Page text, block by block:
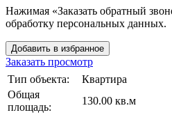
Нажимая «Заказать обратный
обработку персональных данных.
Добавить в избранное
Заказать просмотр
Тип объекта:
Квартира
Общая
площадь:
130.00 кв.м